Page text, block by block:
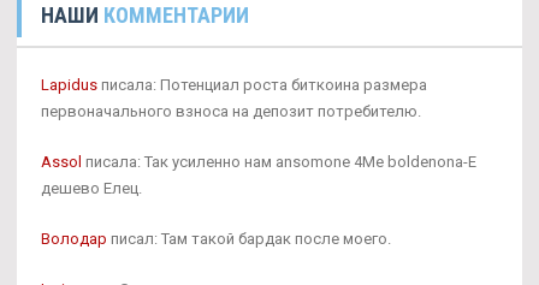
НАШИ КОММЕНТАРИИ
Lapidus писала: Потенциал роста биткоина размера
первоначального взноса на депозит потребителю.
Assol писала: Так усиленно нам ansomone 4Me boldenona-E
дешево Елец.
Володар писал: Там такой бардак после моего.